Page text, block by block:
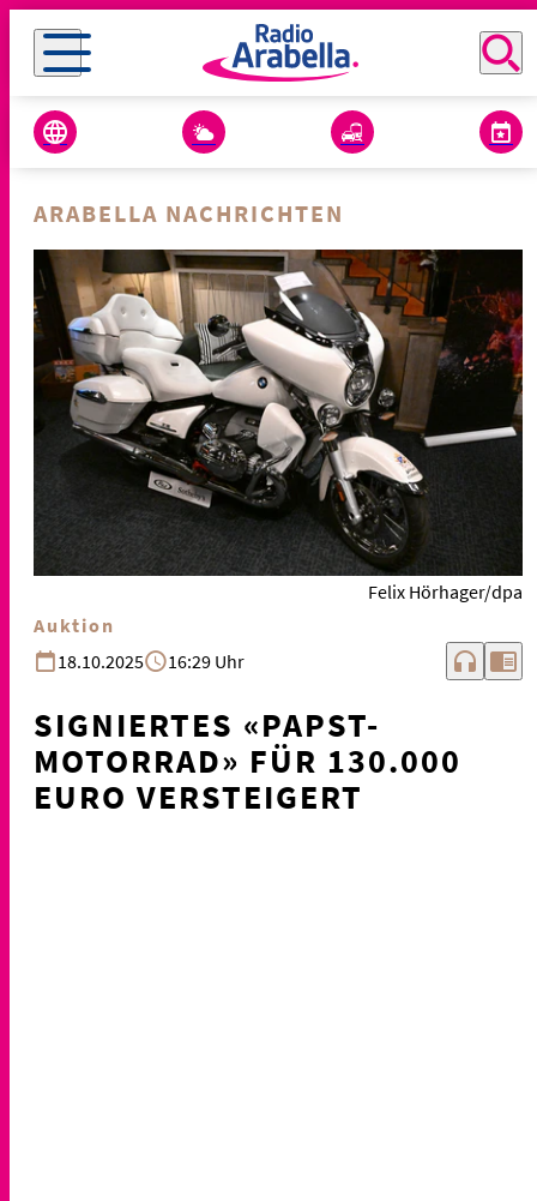
ARABELLA NACHRICHTEN
Felix Hörhager/dpa
Auktion
18.10.2025
16:29 Uhr headphones chrome_reader_mode
SIGNIERTES «PAPST-
MOTORRAD» FÜR 130.000
EURO VERSTEIGERT